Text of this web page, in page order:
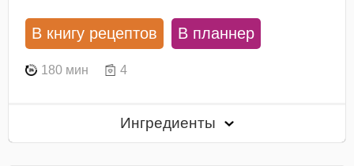
В книгу рецептов В планнер
180 мин 4
Ингредиенты